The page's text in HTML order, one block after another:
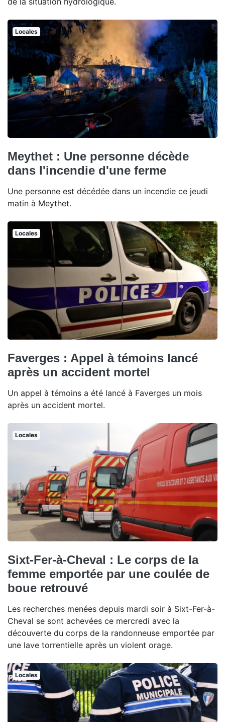
Locales
Meythet : Une personne décède
dans l'incendie d'une ferme
Une personne est décédée dans un incendie ce jeudi
matin à Meythet.
Locales
Faverges : Appel à témoins lancé
après un accident mortel
Un appel à témoins a été lancé à Faverges un mois
après un accident mortel.
Locales
Sixt-Fer-à-Cheval : Le corps de la
femme emportée par une coulée de
boue retrouvé
Les recherches menées depuis mardi soir à Sixt-Fer-à-
Cheval se sont achevées ce mercredi avec la
découverte du corps de la randonneuse emportée par
une lave torrentielle après un violent orage.
Locales